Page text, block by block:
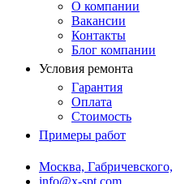
О компании
Вакансии
Контакты
Блог компании
Условия ремонта
Гарантия
Оплата
Стоимость
Примеры работ
Москва,
info@x-spt.com